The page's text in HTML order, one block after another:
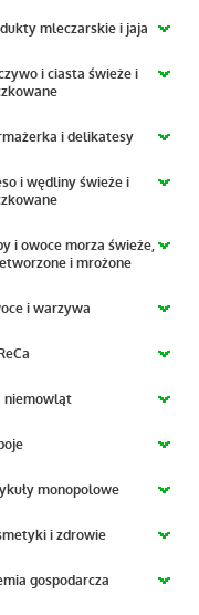
mleczarskie i jaja
i ciasta świeże i
i delikatesy
i wędliny świeże i
i owoce morza świeże,
i mrożone
i warzywa
niemowląt
monopolowe
i zdrowie
gospodarcza